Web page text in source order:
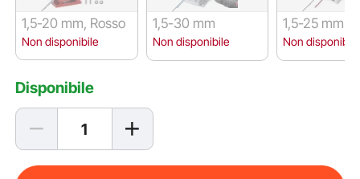
1,5-20 mm, Rosso
Non disponibile
1,5-30 mm
Non disponibile
1,5-25 mm
Non disponibile
Disponibile